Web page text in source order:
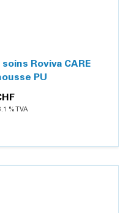
Roviva CARE
PU
% TVA